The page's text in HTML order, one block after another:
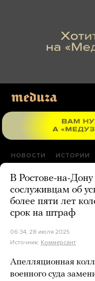
НОВОСТИ ИСТОРИИ
В Ростове-на-
сослуживцам об
более пяти лет
срок на штраф
06:34, 28 июля 2025
Источник: Коммерсант
Апелляционная
военного суда